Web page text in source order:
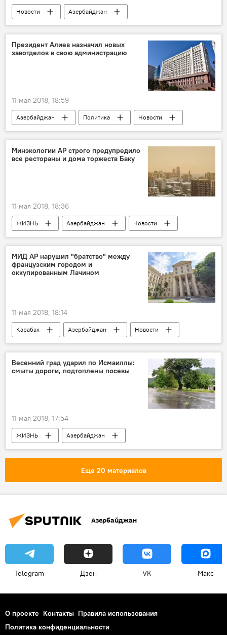
Новости
Азербайджан
Новости мира
Азербайджанской Демократической Республике - 100 лет
Президент Алиев назначил новых
завотделов в свою администрацию
11 мая 2018, 18:59
Азербайджан Политика Новости
Минэкологии АР строго предупредило
все рестораны и дома торжеств Баку
11 мая 2018, 18:36
ЖИЗНЬ Азербайджан Новости
МИД АР нарушил "братство" между
французским городом и
оккупированным Лачином
11 мая 2018, 18:14
Карабах Азербайджан
Новости
Новости мира
Франция
Глава пресс-службы МИД Азербайджана Хикмет Гаджиев
хартия
города-побратимы
Весенний град ударил по Исмаиллы:
смыты дороги, подтоплены посевы
11 мая 2018, 17:54
ЖИЗНЬ
Азербайджан
Происшествия
Новости
Ливень
Еще 20 материалов
Азербайджан
Telegram Дзен VK Макс
О проекте Контакты Правила использования
Политика конфиденциальности